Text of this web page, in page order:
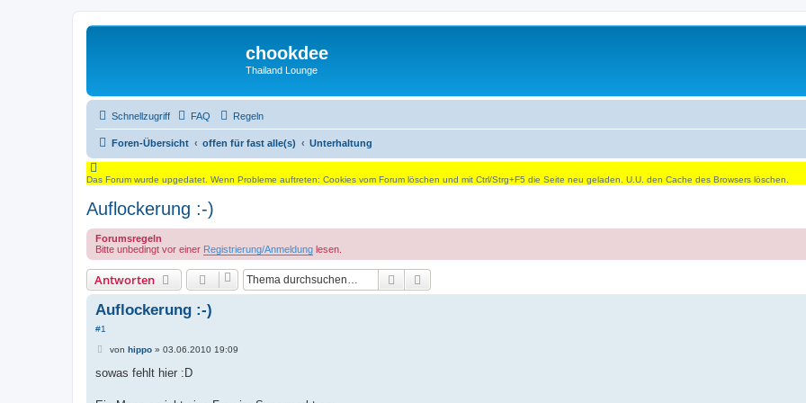
chookdee
Thailand Lounge
Schnellzugriff FAQ Regeln
Foren-Übersicht offen für fast alle(s) Unterhaltung
Das Forum wurde upgedatet. Wenn Probleme auftreten: Cookies vom Forum löschen und mit Ctrl/Strg+F5 die Seite neu geladen. U.U. den Cache des Browsers löschen.
Auflockerung :-)
Forumsregeln
Bitte unbedingt vor einer Registrierung/Anmeldung lesen.
Antworten Suche
Auflockerung :-)
#1
B
i
von hippo» 03.06.2010 19:09
sowas fehlt hier :D